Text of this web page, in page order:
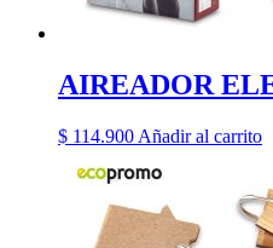
AIREADOR
$ 114.900 Añadir al carrito